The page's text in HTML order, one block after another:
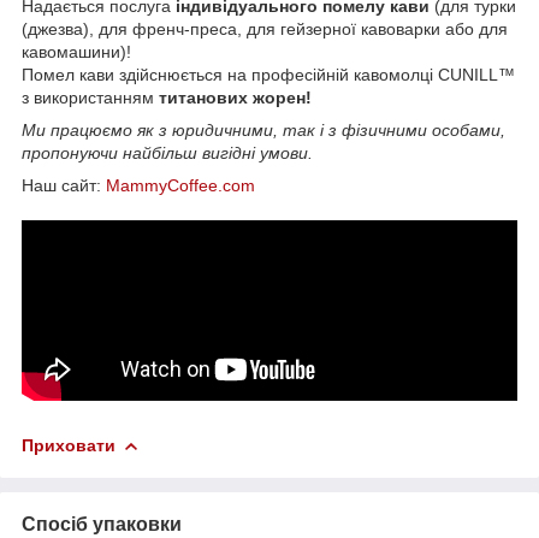
Надається послуга індивідуального помелу кави (для турки
(джезва), для френч-преса, для гейзерної кавоварки або для
кавомашини)!
Помел кави здійснюється на професійній кавомолці CUNILL™
з використанням титанових жорен!
Ми працюємо як з юридичними, так і з фізичними особами,
пропонуючи найбільш вигідні умови.
Наш сайт: MammyCoffee.com
Приховати
Спосіб упаковки